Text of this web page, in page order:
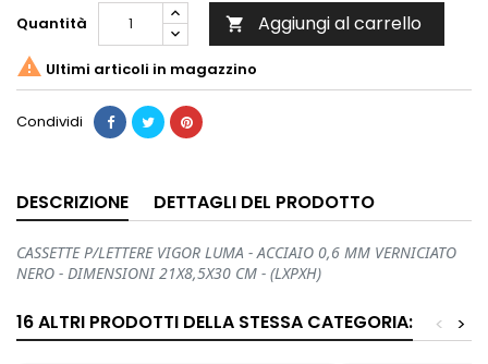
Quantità  Aggiungi al carrello
 Ultimi articoli in magazzino
Condividi
DESCRIZIONE DETTAGLI DEL PRODOTTO
CASSETTE P/LETTERE VIGOR LUMA - ACCIAIO 0,6 MM VERNICIATO
NERO - DIMENSIONI 21X8,5X30 CM - (LXPXH)
16 ALTRI PRODOTTI DELLA STESSA CATEGORIA: >
<